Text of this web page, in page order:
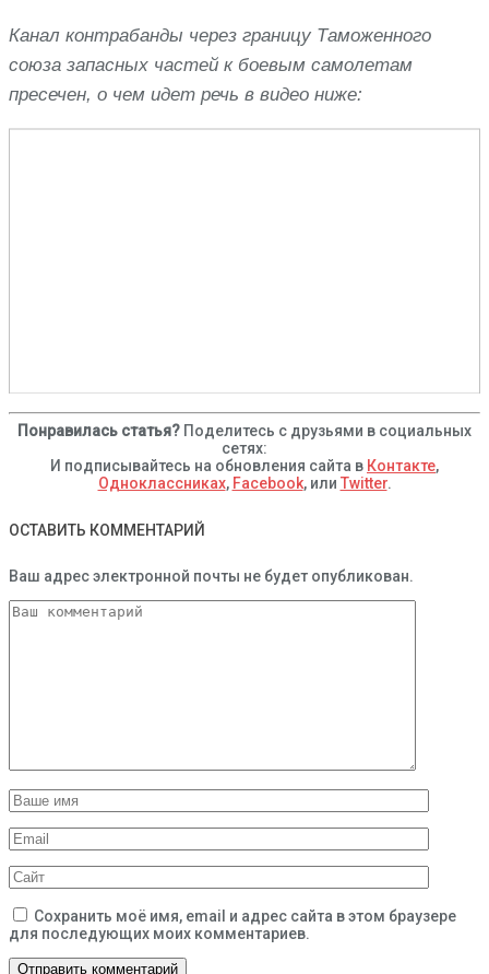
Канал контрабанды через границу Таможенного
союза запасных частей к боевым самолетам
пресечен, о чем идет речь в видео ниже:
Понравилась статья? Поделитесь с друзьями в социальных
сетях:
И подписывайтесь на обновления сайта в Контакте,
Одноклассниках, Facebook, или Twitter.
ОСТАВИТЬ КОММЕНТАРИЙ
Ваш адрес электронной почты не будет опубликован.
Сохранить моё имя, email и адрес сайта в этом браузере
для последующих моих комментариев.